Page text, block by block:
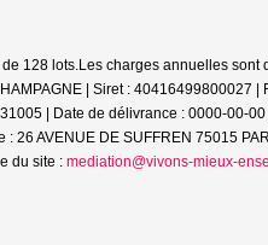
128 lots.Les charges annuelles sont
| Siret : 40416499800027
| Date de délivrance : 0000-00-
26 AVENUE DE SUFFREN 75015
du site : mediation@vivons-mieux-